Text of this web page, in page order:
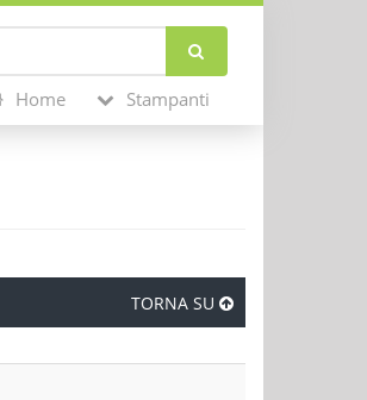
Home Stampanti
TORNA SU